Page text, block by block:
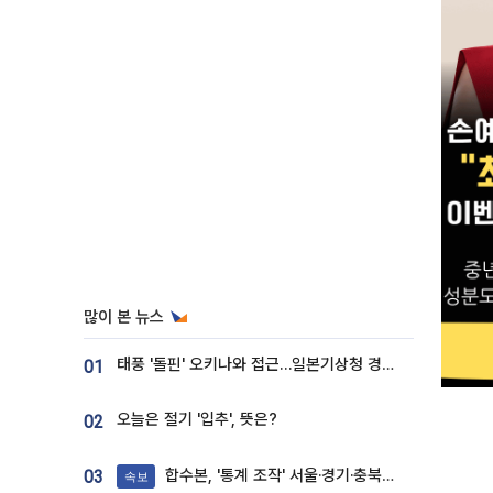
많이 본 뉴스
01 태풍 '돌핀' 오키나와 접근…일본기상청 경로 업데이트
02 오늘은 절기 '입추', 뜻은?
03 속보 합수본, '통계 조작' 서울·경기·충북 선관위 등 추가 압수수색